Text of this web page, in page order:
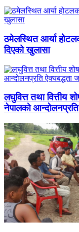
ठमेलस्थित आर्या
दिएको खुलासा
लघुवित्त तथा वित्तीय
नेपालको आन्दोलनप्रति